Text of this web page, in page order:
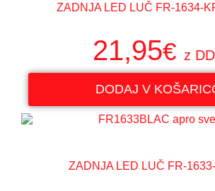
ZADNJA LED LUČ FR-1634-
21,95€ z
DODAJ V
ZADNJA LED LUČ FR-